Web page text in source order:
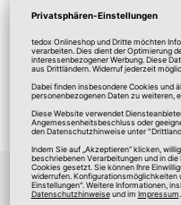
*Alle Preise in